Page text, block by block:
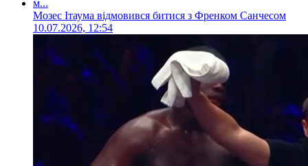
Мозес Ітаума відмовився битися з Френком Санчесом
10.07.2026, 12:54